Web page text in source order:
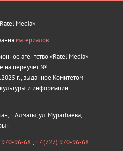
Media»
материалов
агентство «Ratel Media»
на переучёт №
г., выданное Комитетом
и информации
г. Алматы, ул. Муратбаева,
970-96-68 ;+7 (727) 970-96-68